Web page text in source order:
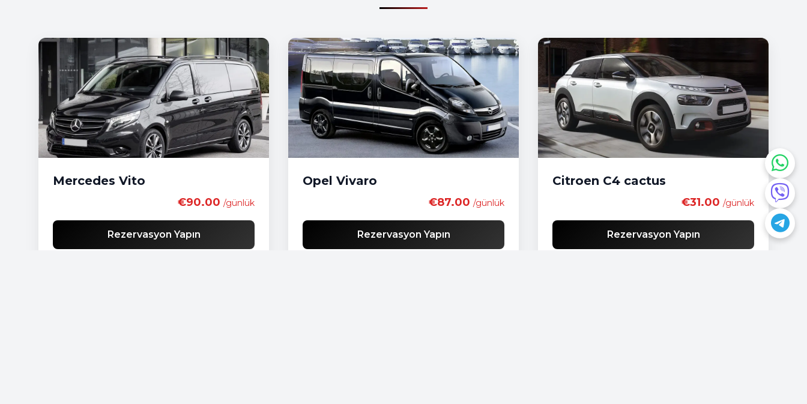
Mercedes Vito
€90.00 /günlük
Rezervasyon Yapın
Opel Vivaro
€87.00 /günlük
Rezervasyon Yapın
Citroen C4 cactus
€31.00 /günlük
Rezervasyon Yapın